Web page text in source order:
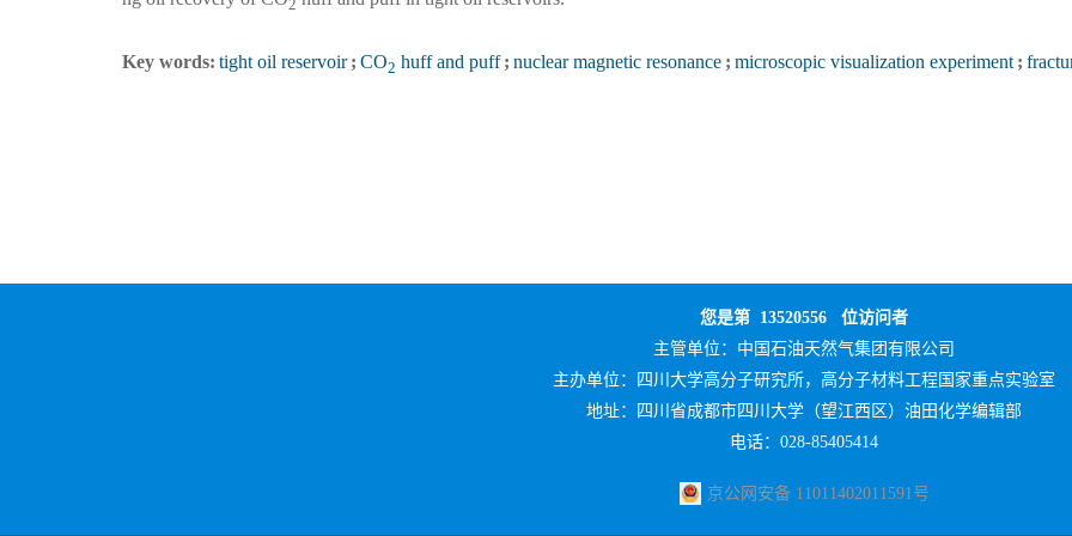
2
Key words: tight oil reservoir ; CO2 huff and puff ; nuclear magnetic resonance ; microscopic visualization experiment ;
您是第 13520556 位访问者
主管单位： 中国石油天然气集团有限公司
主办单位：
四川大学高分子研究所，高分子材料工程国家重点实验室
地址：四川省成都市四川大学（望江西区）油田化学编辑部
电话：028-85405414
京公网安备 11011402011591号